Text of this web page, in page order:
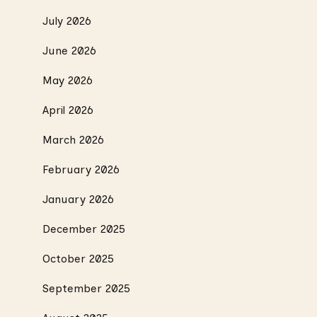
July 2026
June 2026
May 2026
April 2026
March 2026
February 2026
January 2026
December 2025
October 2025
September 2025